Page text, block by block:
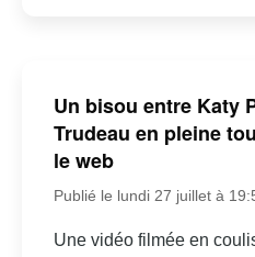
Un bisou entre Katy
Trudeau en pleine
le web
Publié le lundi 27 juillet à
Une vidéo filmée en